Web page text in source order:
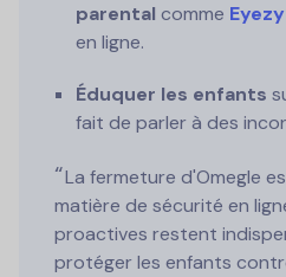
parental comme Eyezy
en ligne.
Éduquer les enfants
fait de parler à des
La fermeture d'Omegle
matière de sécurité en
proactives restent
protéger les enfants